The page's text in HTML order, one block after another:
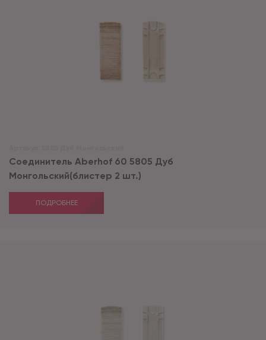
Соединитель Aberhof 60 5805 Дуб
Монгольский(блистер 2 шт.)
ПОДРОБНЕЕ